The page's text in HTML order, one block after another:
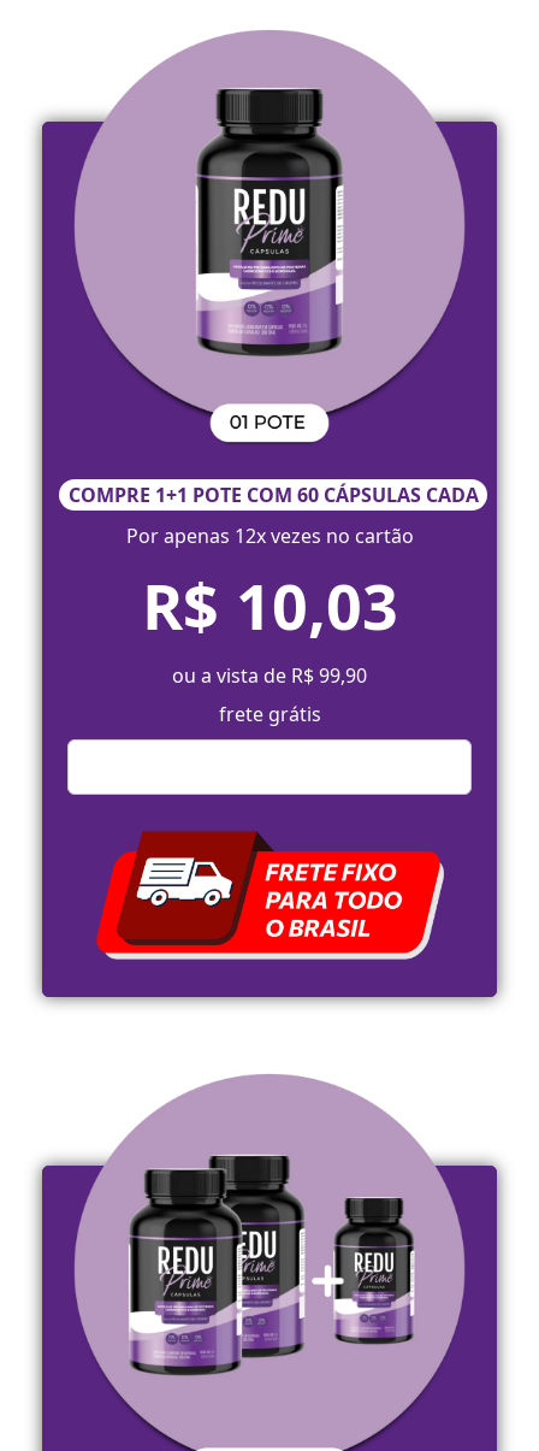
COMPRE 1+1 POTE COM 60 CÁPSULAS CADA
Por apenas 12x vezes no cartão
R$ 10,03
ou a vista de R$ 99,90
frete grátis